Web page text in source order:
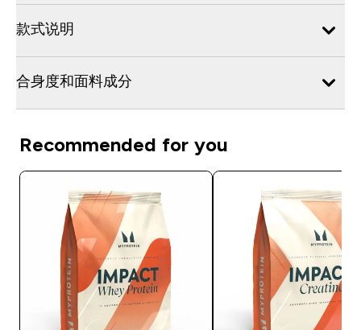
款式说明
合身度和面料成分
Recommended for you